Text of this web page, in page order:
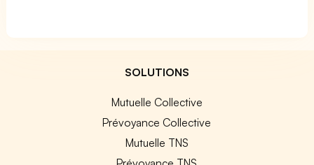
SOLUTIONS
Mutuelle Collective
Prévoyance Collective
Mutuelle TNS